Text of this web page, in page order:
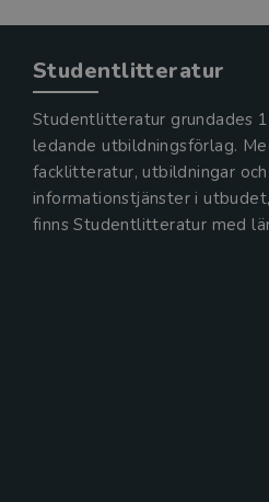
Studentlitteratur
Studentlitteratur grundades
ledande utbildningsförlag.
facklitteratur, utbildningar
informationstjänster i utbudet,
finns Studentlitteratur med